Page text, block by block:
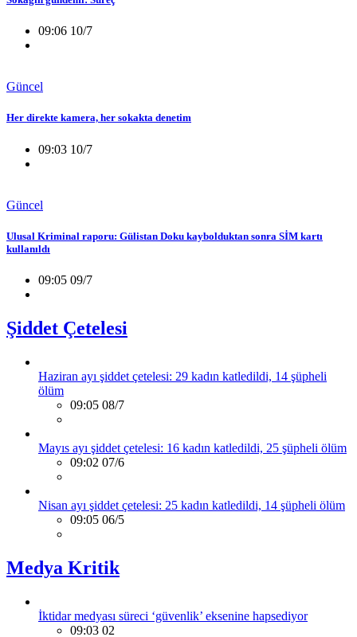
09:06 10/7
Güncel
Her direkte kamera, her sokakta denetim
09:03 10/7
Güncel
Ulusal Kriminal raporu: Gülistan Doku kaybolduktan sonra SİM kartı
kullanıldı
09:05 09/7
Şiddet Çetelesi
Haziran ayı şiddet çetelesi: 29 kadın katledildi, 14 şüpheli
ölüm
09:05 08/7
Mayıs ayı şiddet çetelesi: 16 kadın katledildi, 25 şüpheli ölüm
09:02 07/6
Nisan ayı şiddet çetelesi: 25 kadın katledildi, 14 şüpheli ölüm
09:05 06/5
Medya Kritik
İktidar medyası süreci ‘güvenlik’ eksenine hapsediyor
09:03 02